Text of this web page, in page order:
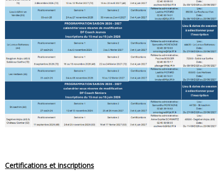
Certifications et inscriptions